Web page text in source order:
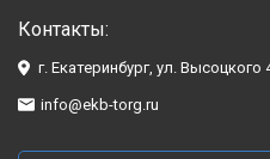
Контакты:
г. Екатеринбург, ул. Высоцкого
info@ekb-torg.ru